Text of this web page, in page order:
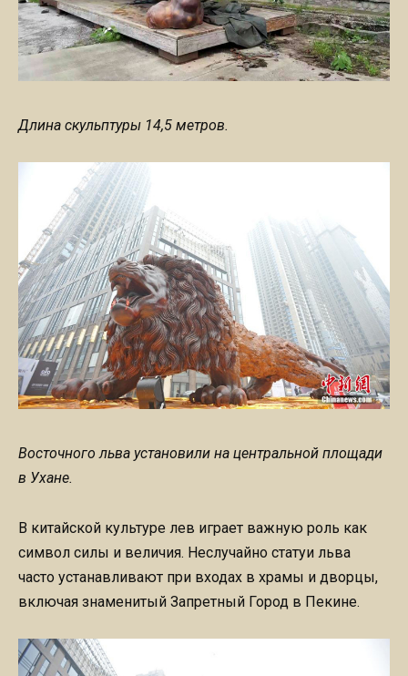
Длина скульптуры 14,5 метров.
Восточного льва установили на центральной площади
в Ухане.
В китайской культуре лев играет важную роль как
символ силы и величия. Неслучайно статуи льва
часто устанавливают при входах в храмы и дворцы,
включая знаменитый Запретный Город в Пекине.